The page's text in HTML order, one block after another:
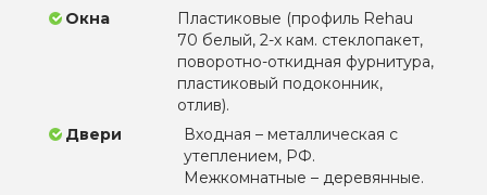
Окна
Пластиковые (профиль Rehau
70 белый, 2-х кам. стеклопакет,
поворотно-откидная фурнитура,
пластиковый подоконник,
отлив).
Двери
Входная – металлическая с
утеплением, РФ.
Межкомнатные – деревянные.